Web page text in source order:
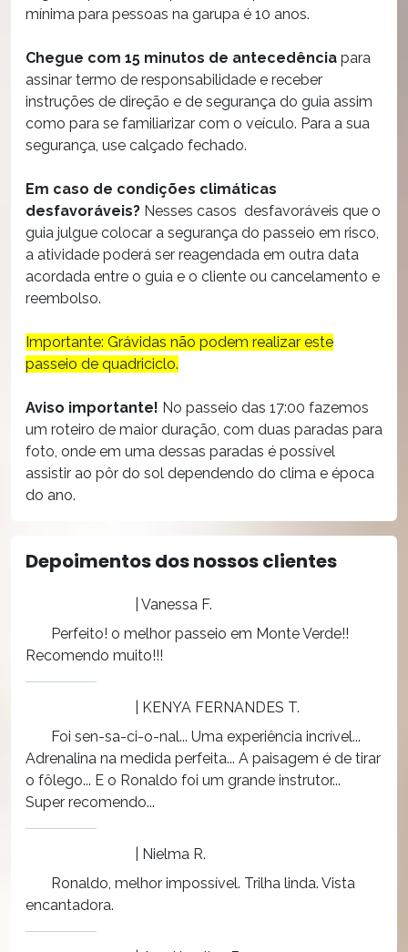
mínima para pessoas na garupa é 10 anos.
Chegue com 15 minutos de antecedência para
assinar termo de responsabilidade e receber
instruções de direção e de segurança do guia assim
como para se familiarizar com o veículo. Para a sua
segurança, use calçado fechado.
Em caso de condições climáticas
desfavoráveis? Nesses casos desfavoráveis que o
guia julgue colocar a segurança do passeio em risco,
a atividade poderá ser reagendada em outra data
acordada entre o guia e o cliente ou cancelamento e
reembolso.
Importante: Grávidas não podem realizar este
passeio de quadriciclo.
Aviso importante! No passeio das 17:00 fazemos
um roteiro de maior duração, com duas paradas para
foto, onde em uma dessas paradas é possível
assistir ao pôr do sol dependendo do clima e época
do ano.
Depoimentos dos nossos clientes
| Vanessa F.
Perfeito! o melhor passeio em Monte Verde!!
Recomendo muito!!!
| KENYA FERNANDES T.
Foi sen-sa-ci-o-nal... Uma experiência incrível...
Adrenalina na medida perfeita... A paisagem é de tirar
o fôlego... E o Ronaldo foi um grande instrutor...
Super recomendo...
| Nielma R.
Ronaldo, melhor impossível. Trilha linda. Vista
encantadora.